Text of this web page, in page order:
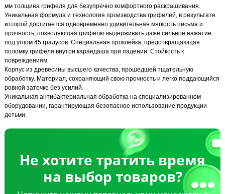
мм толщина грифеля для безупречно комфортного раскрашивания.
Уникальная формула и технология производства грифелей, в результате
которой достигается одновременно удивительная мягкость письма и
прочность, позволяющая грифелю выдерживать даже сильное нажатие
под углом 45 градусов. Специальная проклейка, предотвращающая
поломку грифеля внутри карандаша при падении. Стойкость к
повреждениям.
Корпус из древесины высшего качества, прошедшей тщательную
обработку. Материал, сохраняющий свою прочность и легко поддающийся
ровной заточке без усилий.
Уникальная антибактериальная обработка на специализированном
оборудовании, гарантирующая безопасное использование продукции
детьми.
Не хотите тратить время
на выбор товаров?